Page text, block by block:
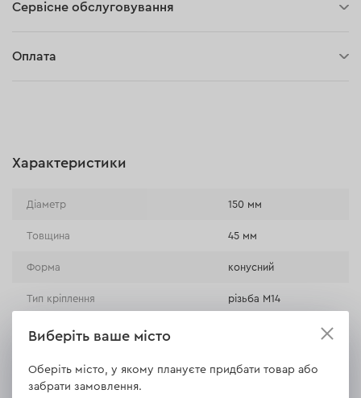
Сервісне обслуговування
Оплата
Оплата на розрахунковий рахунок (Традиційний переказ)
Оплата при отриманні в магазині
Характеристики
Діаметр 150 мм
Товщина 45 мм
Форма конусний
Тип кріплення різьба М14
ВСІ ХАРАКТЕРИСТИКИ
Виберіть ваше місто
Оберіть місто, у якому плануєте придбати товар або
забрати замовлення.